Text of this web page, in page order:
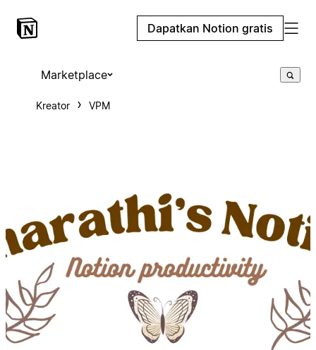
Dapatkan Notion gratis
Marketplace
Kreator VPM